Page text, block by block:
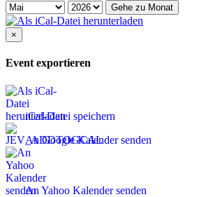
Gehe zu Monat
×
Event exportieren
iCal-Datei speichern
An Google Kalender senden
An Yahoo Kalender senden